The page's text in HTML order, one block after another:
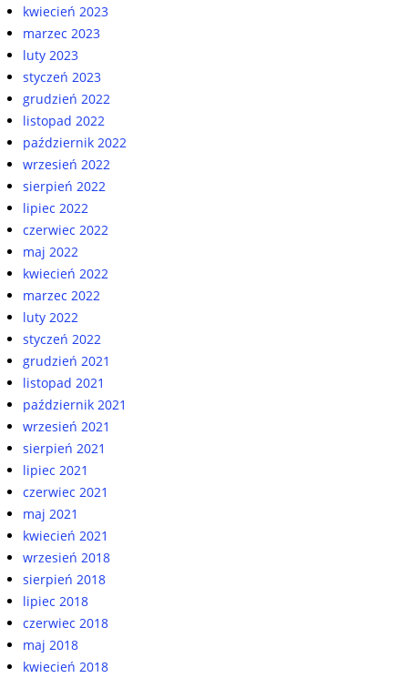
kwiecień 2023
marzec 2023
luty 2023
styczeń 2023
grudzień 2022
listopad 2022
październik 2022
wrzesień 2022
sierpień 2022
lipiec 2022
czerwiec 2022
maj 2022
kwiecień 2022
marzec 2022
luty 2022
styczeń 2022
grudzień 2021
listopad 2021
październik 2021
wrzesień 2021
sierpień 2021
lipiec 2021
czerwiec 2021
maj 2021
kwiecień 2021
wrzesień 2018
sierpień 2018
lipiec 2018
czerwiec 2018
maj 2018
kwiecień 2018